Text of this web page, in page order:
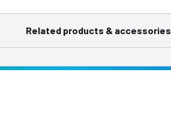
Related products & accessories